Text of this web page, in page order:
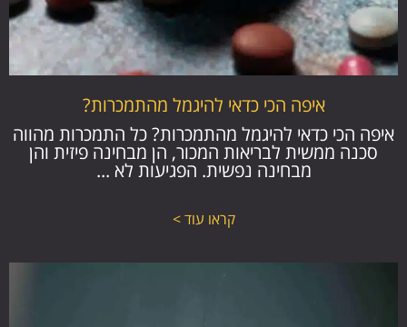
איפה הכי כדאי להיגמל מהתמכרות?
איפה הכי כדאי להיגמל מהתמכרות? כל התמכרות מהווה
סכנה ממשית לבריאות המכור, הן מבחינה פיזית והן
מבחינה נפשית. הפגיעות לא ...
קראו עוד >